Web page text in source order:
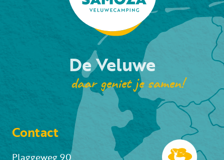
De Veluwe
daar geniet je samen!
Contact
Plaggeweg 90